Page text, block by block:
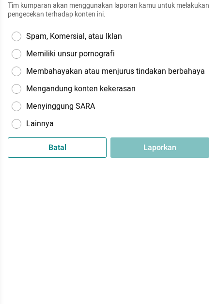
Tim kumparan akan menggunakan laporan kamu untuk melakukan
pengecekan terhadap konten ini.
Spam, Komersial, atau Iklan
Memiliki unsur pornografi
Membahayakan atau menjurus tindakan berbahaya
Mengandung konten kekerasan
Menyinggung SARA
Lainnya
Batal Laporkan